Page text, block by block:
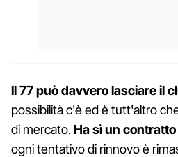
Il 77 può davvero lasciare il
possibilità c'è ed è tutt'altro
di mercato.Ha sì un
ogni tentativo di rinnovo è